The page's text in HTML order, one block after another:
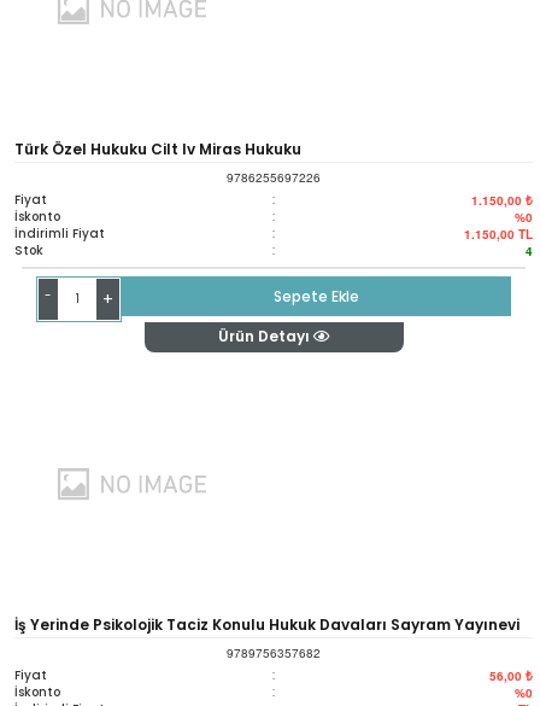
Türk Özel Hukuku Cilt Iv Miras Hukuku
9786255697226
Fiyat : 1.150,00 ₺
İskonto : %0
İndirimli Fiyat : 1.150,00 TL
Stok : 4
- +
Sepete Ekle
Ürün Detayı
İş Yerinde Psikolojik Taciz Konulu Hukuk Davaları Sayram Yayınevi
9789756357682
Fiyat : 56,00 ₺
İskonto : %0